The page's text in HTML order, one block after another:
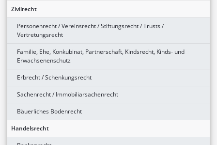
Zivilrecht
Personenrecht / Vereinsrecht / Stiftungsrecht / Trusts /
Vertretungsrecht
Familie, Ehe, Konkubinat, Partnerschaft, Kindsrecht, Kinds- und
Erwachsenenschutz
Erbrecht / Schenkungsrecht
Sachenrecht / Immobiliarsachenrecht
Bäuerliches Bodenrecht
Handelsrecht